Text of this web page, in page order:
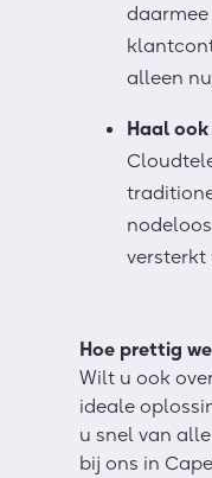
alleen
Haal
versterkt
Hoe prettig
Wilt u ook
ideale
u snel van
bij ons in